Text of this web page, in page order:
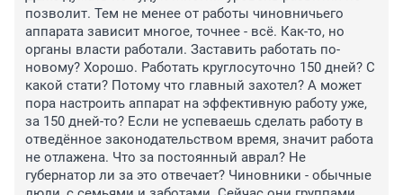
позволит. Тем не менее от работы чиновничьего
аппарата зависит многое, точнее - всё. Как-то, но
органы власти работали. Заставить работать по-
новому? Хорошо. Работать круглосуточно 150 дней? С
какой стати? Потому что главный захотел? А может
пора настроить аппарат на эффективную работу уже,
за 150 дней-то? Если не успеваешь сделать работу в
отведённое законодательством время, значит работа
не отлажена. Что за постоянный аврал? Не
губернатор ли за это отвечает? Чиновники - обычные